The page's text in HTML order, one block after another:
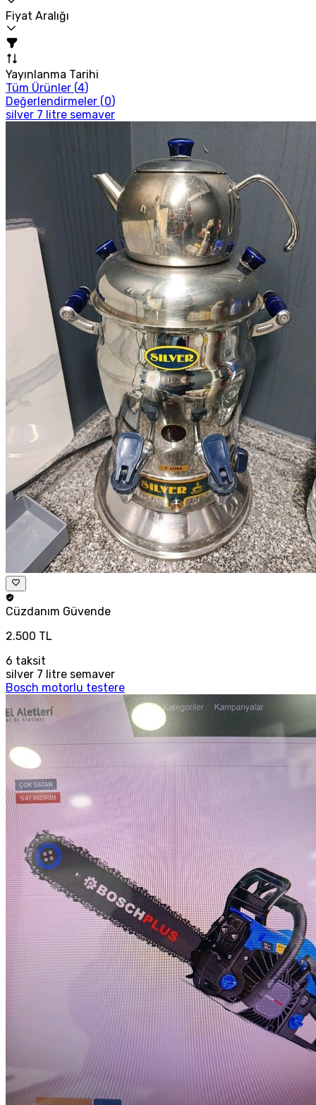
Fiyat Aralığı
Yayınlanma Tarihi
Tüm Ürünler (4)
Değerlendirmeler (0)
silver 7 litre semaver
Cüzdanım Güvende
2.500 TL
6 taksit
silver 7 litre semaver
Bosch motorlu testere